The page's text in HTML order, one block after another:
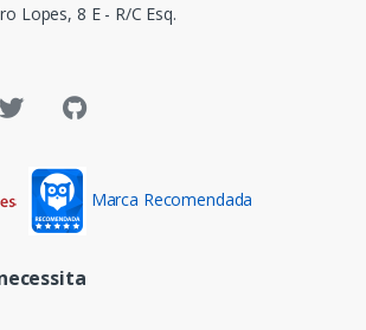
Lopes, 8 E - R/C Esq.
Marca Recomendada